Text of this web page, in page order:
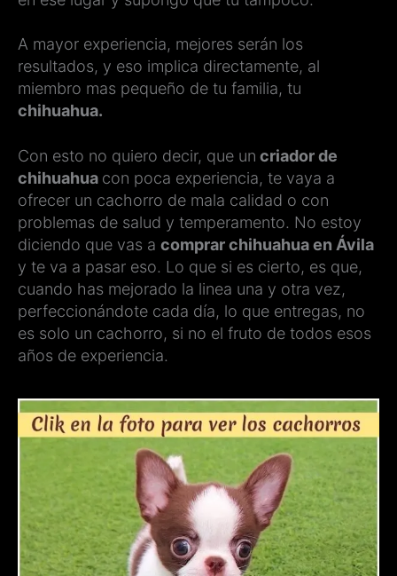
A mayor experiencia, mejores serán los
resultados, y eso implica directamente, al
miembro mas pequeño de tu familia, tu
chihuahua.
Con esto no quiero decir, que un criador de
chihuahua con poca experiencia, te vaya a
ofrecer un cachorro de mala calidad o con
problemas de salud y temperamento. No estoy
diciendo que vas a comprar chihuahua en Ávila
y te va a pasar eso. Lo que si es cierto, es que,
cuando has mejorado la linea una y otra vez,
perfeccionándote cada día, lo que entregas, no
es solo un cachorro, si no el fruto de todos esos
años de experiencia.